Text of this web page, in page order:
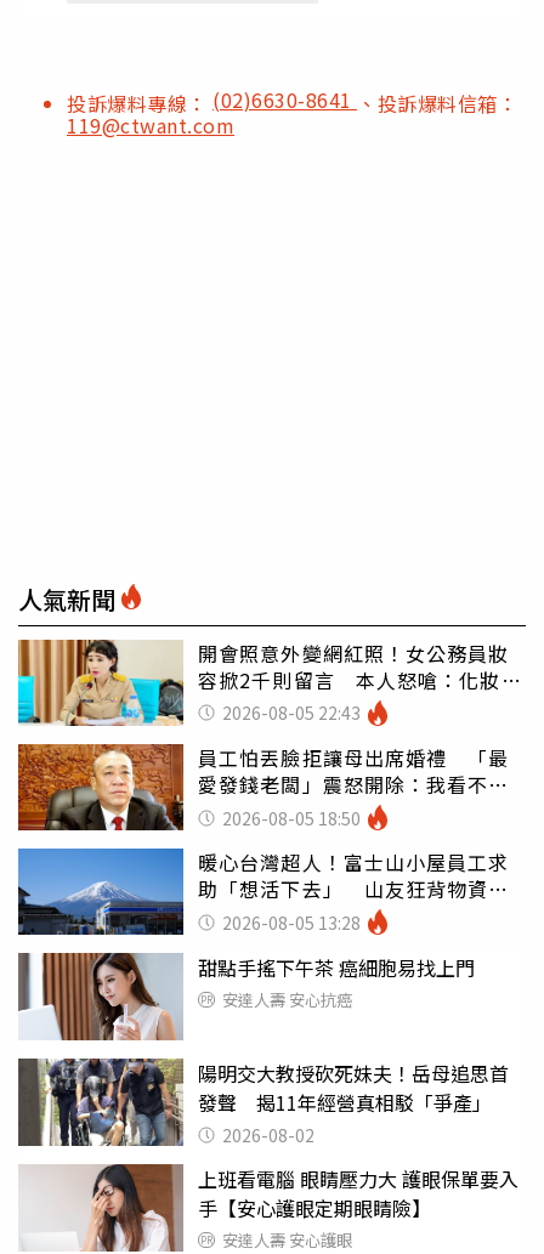
投訴爆料專線： (02)6630-8641 、投訴爆料信箱：
119@ctwant.com
人氣新聞
開會照意外變網紅照！女公務員妝
容掀2千則留言 本人怒嗆：化妝有
錯嗎2026-08-05 22:43
員工怕丟臉拒讓母出席婚禮 「最
愛發錢老闆」震怒開除：我看不起
你 2026-08-05 18:50
暖心台灣超人！富士山小屋員工求
助「想活下去」 山友狂背物資上
山：台灣真的是寶島
2026-08-05 13:28
甜點手搖下午茶 癌細胞易找上門
安達人壽 安心抗癌
陽明交大教授砍死妹夫！岳母追思首
發聲 揭11年經營真相駁「爭產」
2026-08-02
上班看電腦 眼睛壓力大 護眼保單要入
手【安心護眼定期眼睛險】
安達人壽 安心護眼